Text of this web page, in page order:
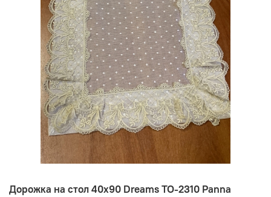
Дорожка на стол 40х90 Dreams TO-2310 Panna